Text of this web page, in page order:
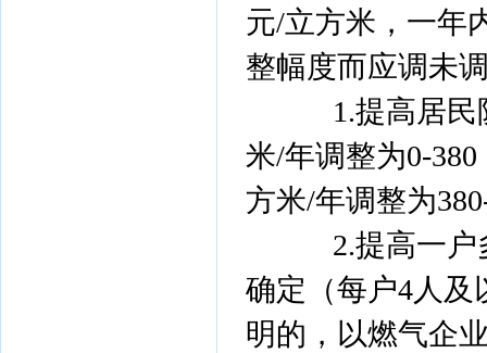
元/立方米，一年
整幅度而应调未
1.提高居民阶
米/年调整为0-
方米/年调整为
2.提高一户多
确定（每户4人及
明的，以燃气企